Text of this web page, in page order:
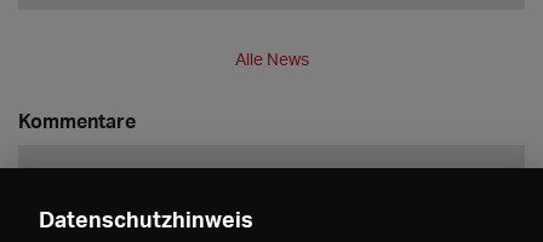
Alle News
Kommentare
Datenschutzhinweis